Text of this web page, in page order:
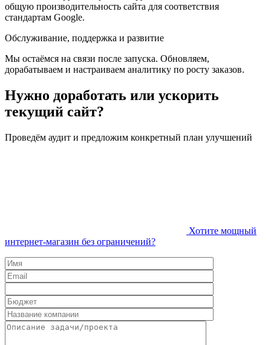
общую производительность сайта для соответствия
стандартам Google.
Обслуживание, поддержка и развитие
Мы остаёмся на связи после запуска. Обновляем,
дорабатываем и настраиваем аналитику по росту заказов.
Нужно доработать или ускорить
текущий сайт?
Проведём аудит и предложим конкретный план улучшений
Хотите мощный
интернет-магазин без ограничений?